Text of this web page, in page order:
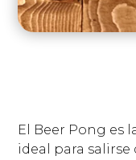
El Beer Pong es
ideal para